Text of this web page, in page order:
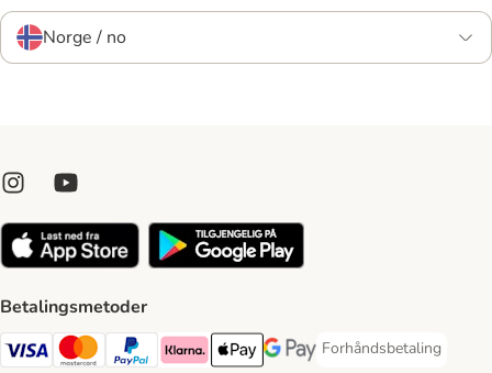
Norge / no
Betalingsmetoder
Visa Payment Method
Mastercard Payment Method
PayPal Payment Method
Klarna Payment Method
Apple Pay Payment Method
Google Pay Payment Method
Forhåndsbetaling
Forhåndsbetaling